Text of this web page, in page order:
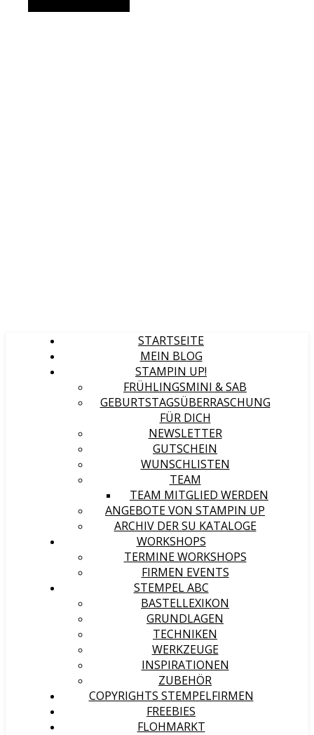
STARTSEITE
MEIN BLOG
STAMPIN UP!
FRÜHLINGSMINI & SAB
GEBURTSTAGSÜBERRASCHUNG
FÜR DICH
NEWSLETTER
GUTSCHEIN
WUNSCHLISTEN
TEAM
TEAM MITGLIED WERDEN
ANGEBOTE VON STAMPIN UP
ARCHIV DER SU KATALOGE
WORKSHOPS
TERMINE WORKSHOPS
FIRMEN EVENTS
STEMPEL ABC
BASTELLEXIKON
GRUNDLAGEN
TECHNIKEN
WERKZEUGE
INSPIRATIONEN
ZUBEHÖR
COPYRIGHTS STEMPELFIRMEN
FREEBIES
FLOHMARKT